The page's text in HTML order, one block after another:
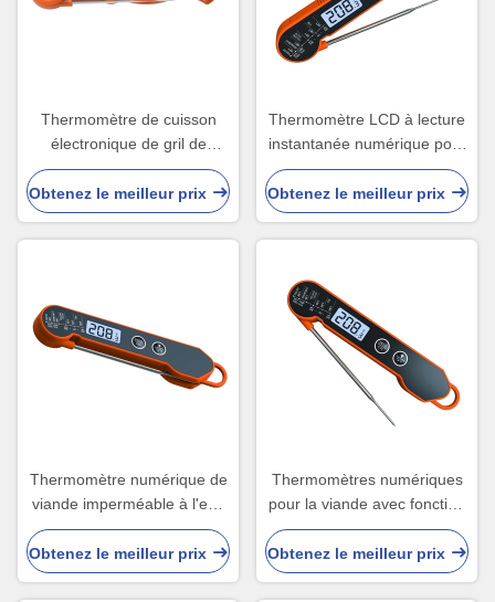
Thermomètre de cuisson
électronique de gril de
viande avec la sonde pour la
sucrerie Rohs de nourriture
Obtenez le meilleur prix
Thermomètre LCD à lecture
instantanée numérique pour
les bonbons de cuisine
Thermomètre à viande pour
le gril
Obtenez le meilleur prix
Thermomètre numérique de
viande imperméable à l'eau
IP66 pour cuisine
Obtenez le meilleur prix
Thermomètres numériques
pour la viande avec fonction
imperméable à l'eau IP66
Obtenez le meilleur prix